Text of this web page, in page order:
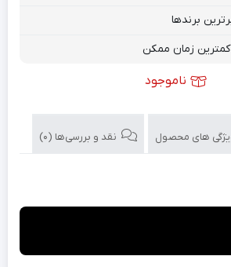
برندها
زمان ممکن
ناموجود
های محصول نقد و بررسی‌ها (0)